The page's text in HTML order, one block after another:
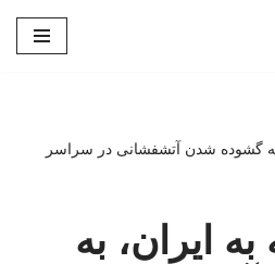
به گشوده شدن آتشفشانی در سراسر
ایران، به